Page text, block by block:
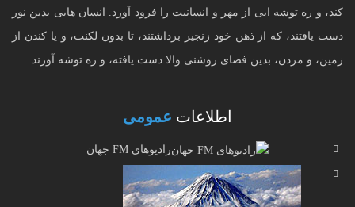
کند، و ره توشه ایی از مهر و انسانیت را فرود آورد. انسان هایی بدین نور
دست یافتند، که از ذهن خود زنجیر برداشتند، تا بدون لکنت، و یا کندن از
زمین، و مردن، بدین فضای روشنی والا دست یافته، و ره توشه آورند.
اطلاعات عمومی
رادیوهای FM جهان